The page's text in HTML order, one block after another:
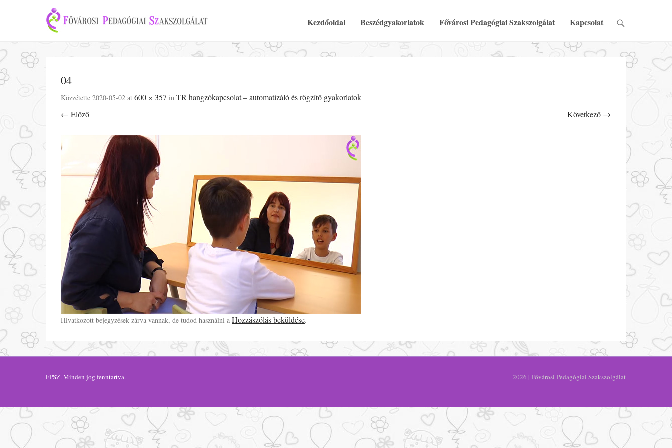
Elsődleges Menü
Tovább a tartalomra
Kezdőoldal Beszédgyakorlatok Fővárosi Pedagógiai Szakszolgálat Kapcsolat
04
Közzétette 2020-05-02 at 600 × 357 in TR hangzókapcsolat – automatizáló és rögzítő gyakorlatok
← Előző
Következő →
Hivatkozott bejegyzések zárva vannak, de tudod használni a Hozzászólás beküldése.
FPSZ. Minden jog fenntartva. 2026 | Fővárosi Pedagógiai Szakszolgálat